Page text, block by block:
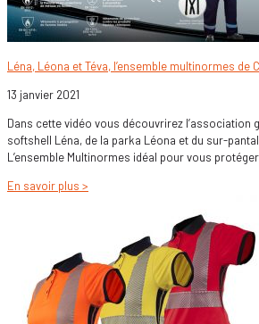
Léna, Léona et Téva, l’ensemble multinormes de
13 janvier 2021
Dans cette vidéo vous découvrirez l’association
softshell Léna, de la parka Léona et du sur-
L’ensemble Multinormes idéal pour vous
En savoir plus >